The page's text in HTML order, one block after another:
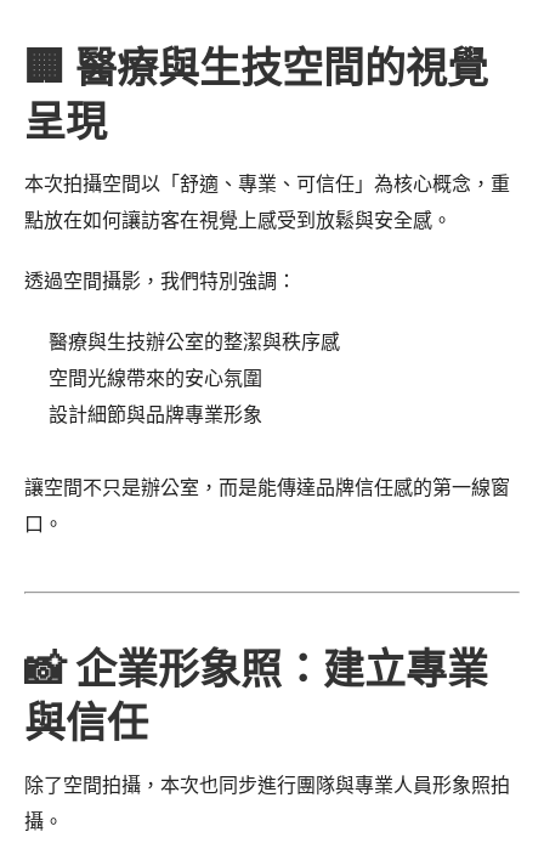
🏢 醫療與生技空間的視覺
呈現
本次拍攝空間以「舒適、專業、可信任」為核心概念，重
點放在如何讓訪客在視覺上感受到放鬆與安全感。
透過空間攝影，我們特別強調：
醫療與生技辦公室的整潔與秩序感
空間光線帶來的安心氛圍
設計細節與品牌專業形象
讓空間不只是辦公室，而是能傳達品牌信任感的第一線窗
口。
📸 企業形象照：建立專業
與信任
除了空間拍攝，本次也同步進行團隊與專業人員形象照拍
攝。